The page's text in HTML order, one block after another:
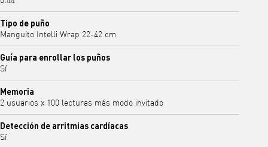
Tipo de puño
Manguito Intelli Wrap 22-42 cm
Guía para enrollar los puños
Sí
Memoria
2 usuarios x 100 lecturas más modo invitado
Detección de arritmias cardíacas
Sí